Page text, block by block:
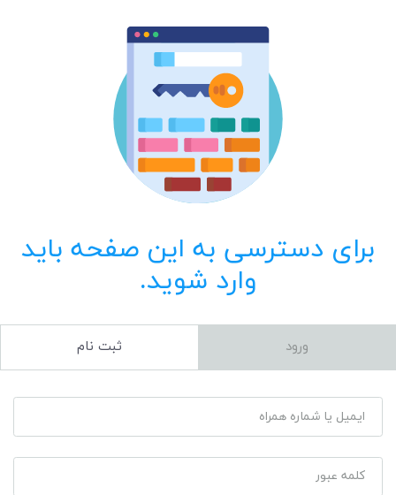
برای دسترسی به این صفحه باید
وارد شوید.
ورود ثبت نام
ایمیل یا شماره همراه
کلمه عبور